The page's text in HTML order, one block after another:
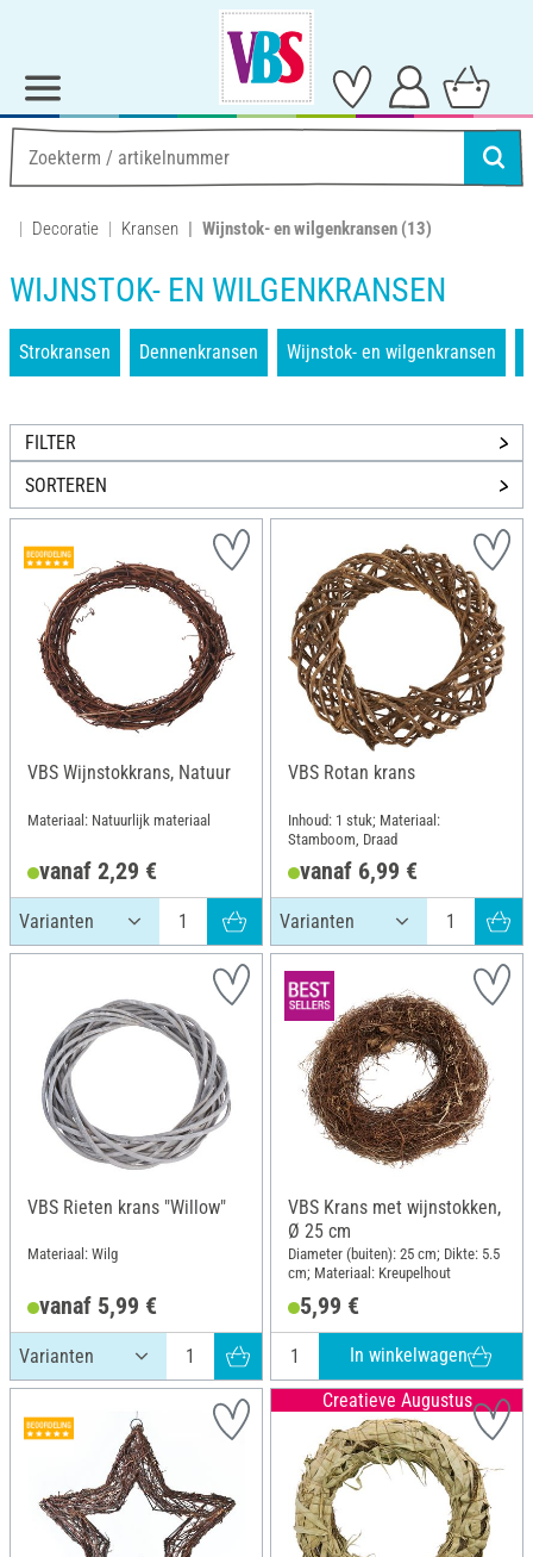
Decoratie Kransen Wijnstok- en wilgenkransen (13)
WIJNSTOK- EN WILGENKRANSEN
Strokransen Dennenkransen Wijnstok- en wilgenkransen
FILTER
SORTEREN
VBS Wijnstokkrans, Natuur
Materiaal: Natuurlijk materiaal
vanaf 2,29 €
VBS Rotan krans
Inhoud: 1 stuk; Materiaal:
Stamboom, Draad
vanaf 6,99 €
VBS Rieten krans "Willow"
Materiaal: Wilg
vanaf 5,99 €
VBS Krans met wijnstokken,
Ø 25 cm
Diameter (buiten): 25 cm; Dikte: 5.5
cm; Materiaal: Kreupelhout
5,99 €
In winkelwagen
Creatieve Augustus